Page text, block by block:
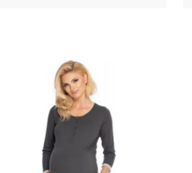
Detail produktu